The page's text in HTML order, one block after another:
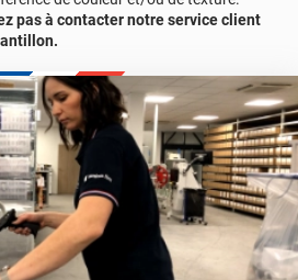
pas à contacter notre service client